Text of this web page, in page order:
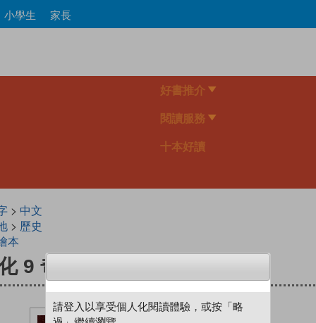
Skip
to
小學生 家長
好書推介
閱讀服務
十本好讀
> 中文
> 歷史
本
9 奇貨可居
請登入以享受個人化閱讀體驗，或按「略